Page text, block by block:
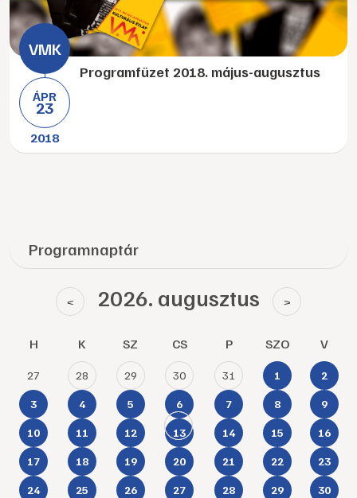
ÁPR
23
2018
Programfüzet 2018. május-augusztus
Programnaptár
< 2026. augusztus >
H K SZ CS P SZO V
27 28 29 30 31 1 2
3 4 5 6 7 8 9
10 11 12 13 14 15 16
17 18 19 20 21 22 23
24 25 26 27 28 29 30